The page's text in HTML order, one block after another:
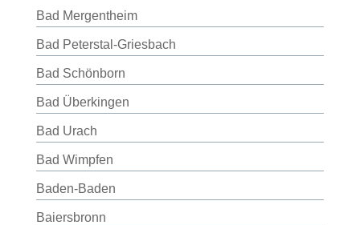
Bad Mergentheim
Bad Peterstal-Griesbach
Bad Schönborn
Bad Überkingen
Bad Urach
Bad Wimpfen
Baden-Baden
Baiersbronn